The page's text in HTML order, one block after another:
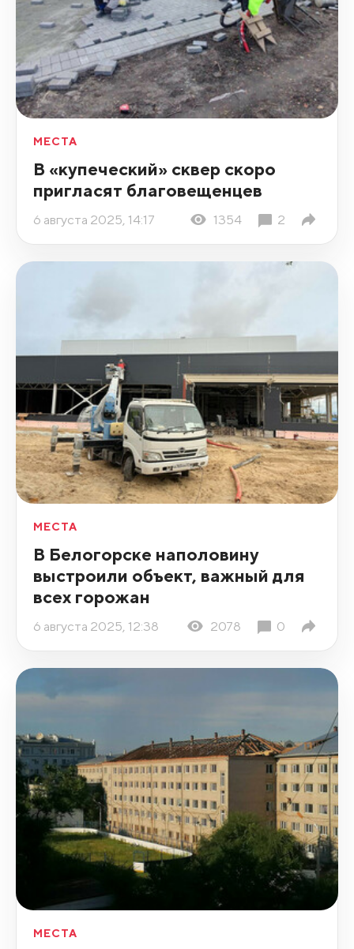
МЕСТА
В «купеческий» сквер скоро
пригласят благовещенцев
6 августа 2025, 14:17 1354 2
МЕСТА
В Белогорске наполовину
выстроили объект, важный для
всех горожан
6 августа 2025, 12:38 2078 0
МЕСТА